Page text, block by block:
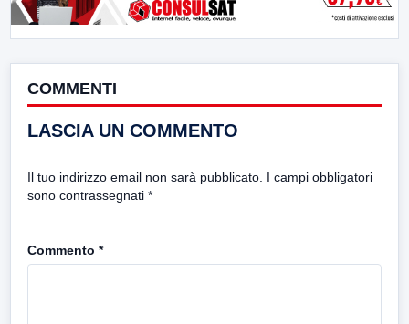
COMMENTI
LASCIA UN COMMENTO
Il tuo indirizzo email non sarà pubblicato. I campi obbligatori
sono contrassegnati *
Commento *